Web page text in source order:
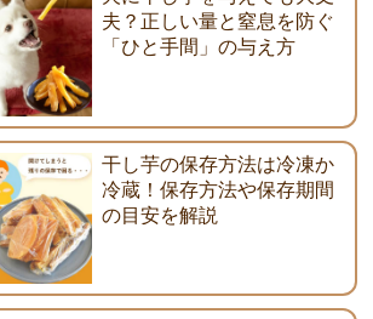
夫？正しい量と窒息を防ぐ
「ひと手間」の与え方
干し芋の保存方法は冷凍か
冷蔵！保存方法や保存期間
の目安を解説